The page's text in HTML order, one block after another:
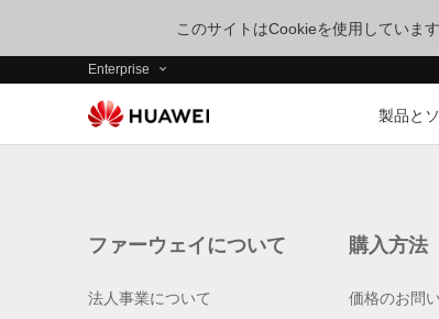
このサイトはCookieを使用していま
Enterprise
製品と
ファーウェイについて
法人事業について
購入方法
価格のお問